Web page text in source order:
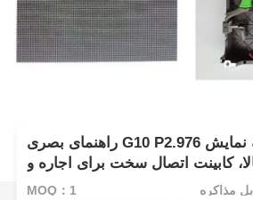
راهنمای بصری G10 P2.976 صفحه نمایش LED داخلی
کابینت اتصال سخت برای اجاره و
رویدادها
MOQ：1 مذاکره